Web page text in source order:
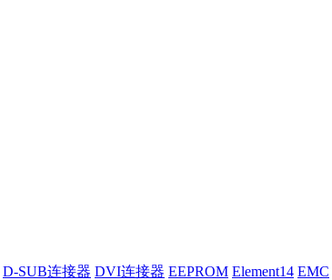
D-SUB连接器 DVI连接器 EEPROM Element14 EMC